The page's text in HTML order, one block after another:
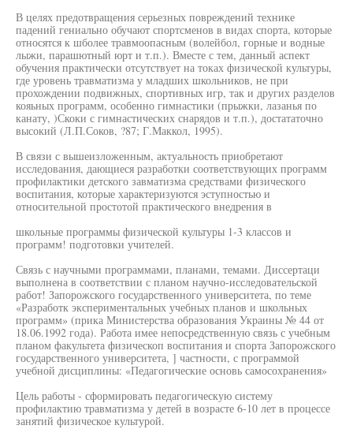
В целях предотвращения серьезных повреждений технике
падений гениально обучают спортсменов в видах спорта, которые
относятся к шболее травмоопасным (волейбол, горные и водные
лыжи, парашютный юрт и т.п.). Вместе с тем, данный аспект
обучения практически отсутствует на токах физической культуры,
где уровень травматизма у младших школьников, не при
прохождении подвижных, спортивных игр, так и других разделов
кояьных программ, особенно гимнастики (прыжки, лазанья по
канату, )Скоки с гимнастических снарядов и т.п.), достататочно
высокий (Л.П.Соков, ?87; Г.Маккол, 1995).
В связи с вышеизложенным, актуальность приобретают
исследования, дающиеся разработки соответствующих программ
профилактики детского завматизма средствами физического
воспитания, которые характеризуются эступностью и
относительной простотой практического внедрения в
школьные программы физической культуры 1-3 классов и
программ! подготовки учителей.
Связь с научными программами, планами, темами. Диссертаци
выполнена в соответствии с планом научно-исследовательской
работ! Запорожского государственного университета, по теме
«Разработк экспериментальных учебных планов и школьных
программ» (прика Министерства образования Украины № 44 от
18.06.1992 года). Работа имее непосредственную связь с учебным
планом факультета физическоп воспитания и спорта Запорожского
государственного университета, ] частности, с программой
учебной дисциплины: «Педагогические основь самосохранения»
Цель работы - сформировать педагогическую систему
профилактию травматизма у детей в возрасте 6-10 лет в процессе
занятий физическое культурой.